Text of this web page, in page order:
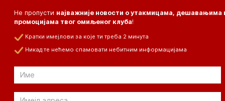
Не пропусти најважније новости о утакмицама, дешавањима
промоцијама твог омиљеног клуба!
Кратки имејлови за које ти треба 2 минута
Никад те нећемо спамовати небитним информацијама
Email
Email